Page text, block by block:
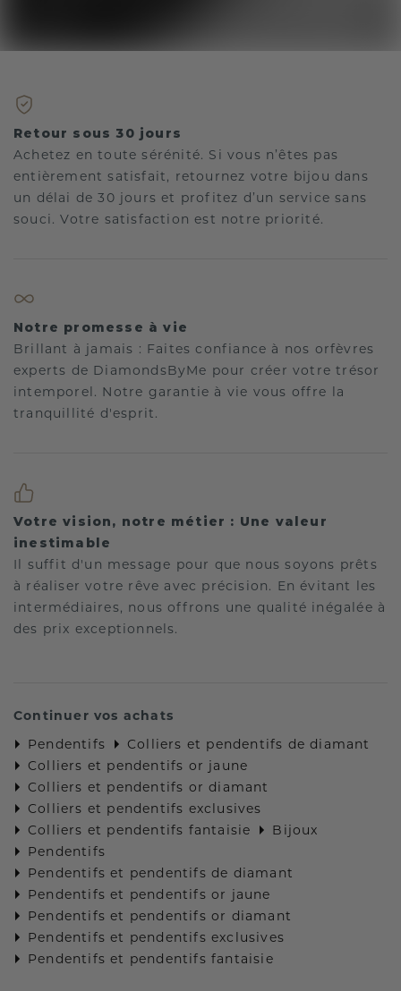
Retour sous 30 jours
Achetez en toute sérénité. Si vous n’êtes pas
entièrement satisfait, retournez votre bijou dans
un délai de 30 jours et profitez d’un service sans
souci. Votre satisfaction est notre priorité.
Notre promesse à vie
Brillant à jamais : Faites confiance à nos orfèvres
experts de DiamondsByMe pour créer votre trésor
intemporel. Notre garantie à vie vous offre la
tranquillité d'esprit.
Votre vision, notre métier : Une valeur
inestimable
Il suffit d'un message pour que nous soyons prêts
à réaliser votre rêve avec précision. En évitant les
intermédiaires, nous offrons une qualité inégalée à
des prix exceptionnels.
Continuer vos achats
Pendentifs
Colliers et pendentifs de diamant
Colliers et pendentifs or jaune
Colliers et pendentifs or diamant
Colliers et pendentifs exclusives
Colliers et pendentifs fantaisie
Bijoux
Pendentifs
Pendentifs et pendentifs de diamant
Pendentifs et pendentifs or jaune
Pendentifs et pendentifs or diamant
Pendentifs et pendentifs exclusives
Pendentifs et pendentifs fantaisie